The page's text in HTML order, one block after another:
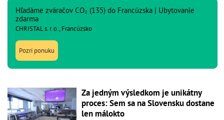
Hľadáme zváračov CO₂ (135) do Francúzska | Ubytovanie
zdarma
CHRISTAL s. r. o., Francúzsko
Pozri ponuku
Za jedným výsledkom je unikátny
proces: Sem sa na Slovensku dostane
len málokto